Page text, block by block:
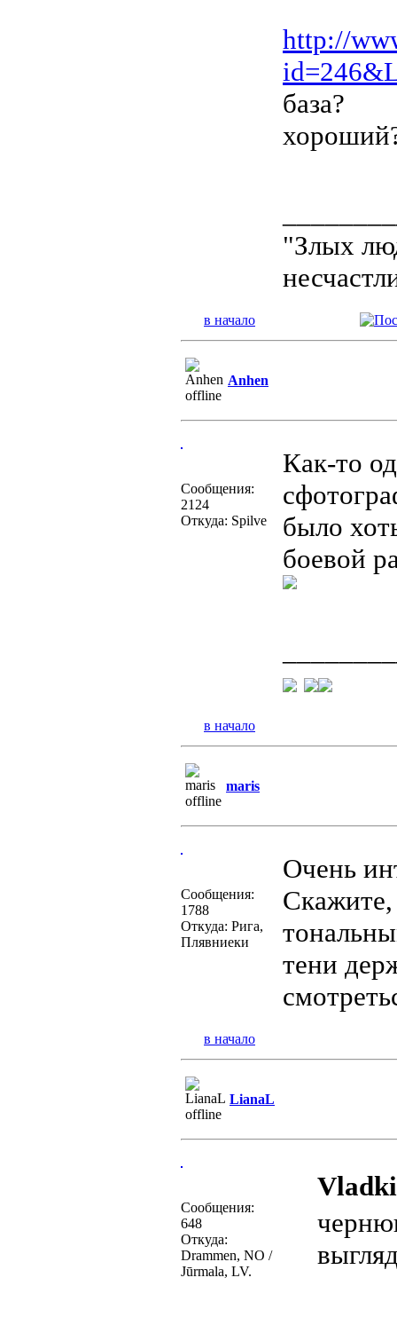
http://
база?
"Злых
в начало
Anhen
Сообщения:
2124
Откуда: Spilve
Как-то
было
боевой
в начало
maris
Сообщения:
1788
Откуда: Рига,
Плявниеки
Очень
тени
в начало
LianaL
Сообщения:
648
Откуда:
Drammen, NO /
Jūrmala, LV.